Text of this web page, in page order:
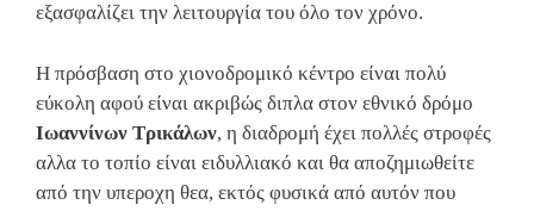
εξασφαλίζει την λειτουργία του όλο τον χρόνο.
Η πρόσβαση στο χιονοδρομικό κέντρο είναι πολύ
εύκολη αφού είναι ακριβώς διπλα στον εθνικό δρόμο
Ιωαννίνων Τρικάλων, η διαδρομή έχει πολλές στροφές
αλλα το τοπίο είναι ειδυλλιακό και θα αποζημιωθείτε
από την υπεροχη θεα, εκτός φυσικά από αυτόν που